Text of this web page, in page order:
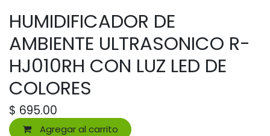
HUMIDIFICADOR DE
AMBIENTE ULTRASONICO R-
HJ010RH CON LUZ LED DE
COLORES
$ 695.00
Agregar al carrito